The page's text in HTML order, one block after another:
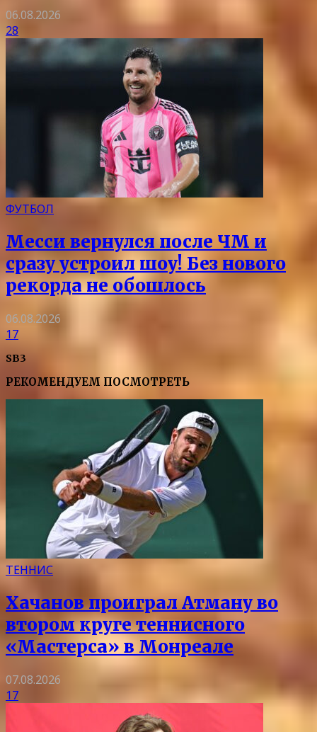
06.08.2026
28
ФУТБОЛ
Месси вернулся после ЧМ и
сразу устроил шоу! Без нового
рекорда не обошлось
06.08.2026
17
SB3
РЕКОМЕНДУЕМ ПОСМОТРЕТЬ
ТЕННИС
Хачанов проиграл Атману во
втором круге теннисного
«Мастерса» в Монреале
07.08.2026
17